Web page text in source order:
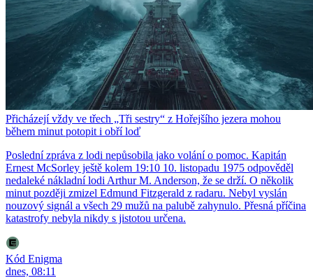
Přicházejí vždy ve třech „Tři sestry“ z Hořejšího jezera mohou
během minut potopit i obří loď
Poslední zpráva z lodi nepůsobila jako volání o pomoc. Kapitán
Ernest McSorley ještě kolem 19:10 10. listopadu 1975 odpověděl
nedaleké nákladní lodi Arthur M. Anderson, že se drží. O několik
minut později zmizel Edmund Fitzgerald z radaru. Nebyl vyslán
nouzový signál a všech 29 mužů na palubě zahynulo. Přesná příčina
katastrofy nebyla nikdy s jistotou určena.
Kód Enigma
dnes, 08:11